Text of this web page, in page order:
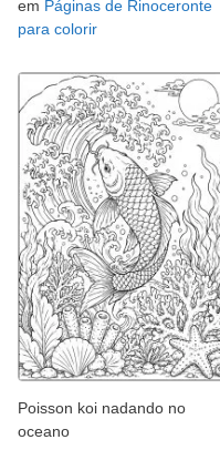
em Páginas de Rinoceronte
para colorir
Poisson koi nadando no
oceano